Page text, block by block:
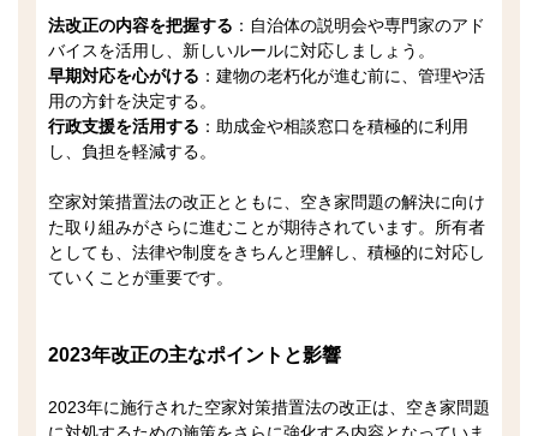
法改正の内容を把握する ：自治体の説明会や専門家のアド
バイスを活用し、新しいルールに対応しましょう。
早期対応を心がける ：建物の老朽化が進む前に、管理や活
用の方針を決定する。
行政支援を活用する ：助成金や相談窓口を積極的に利用
し、負担を軽減する。
空家対策措置法の改正とともに、空き家問題の解決に向け
た取り組みがさらに進むことが期待されています。所有者
としても、法律や制度をきちんと理解し、積極的に対応し
ていくことが重要です。
2023年改正の主なポイントと影響
2023年に施行された空家対策措置法の改正は、空き家問題